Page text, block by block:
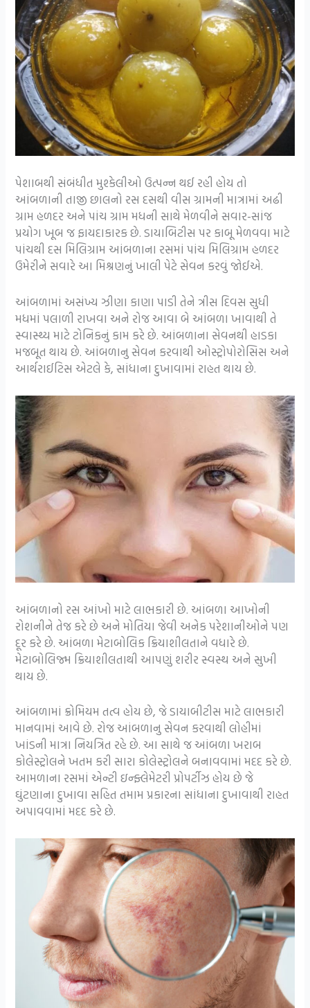
પેશાબથી સંબંધીત મુશ્કેલીઓ ઉત્પન્ન થઈ રહી હોય તો
આંબળાની તાજી છાલનો રસ દસથી વીસ ગ્રામની માત્રામાં અઢી
ગ્રામ હળદર અને પાંચ ગ્રામ મધની સાથે મેળવીને સવાર-સાંજ
પ્રયોગ ખૂબ જ ફાયદાકારક છે. ડાયાબિટીસ પર કાબૂ મેળવવા માટે
પાંચથી દસ મિલિગ્રામ આંબળાના રસમાં પાંચ મિલિગ્રામ હળદર
ઉમેરીને સવારે આ મિશ્રણનું ખાલી પેટે સેવન કરવું જોઈએ.
આંબળામાં અસંખ્ય ઝીણા કાણા પાડી તેને ત્રીસ દિવસ સુધી
મધમાં પલાળી રાખવા અને રોજ આવા બે આંબળા ખાવાથી તે
સ્વાસ્થ્ય માટે ટોનિકનું કામ કરે છે. આંબળાના સેવનથી હાડકા
મજબૂત થાય છે. આંબળાનુ સેવન કરવાથી ઓસ્ટ્રોપોરોસિસ અને
આર્થરાઈટિસ એટલે કે, સાંધાના દુખાવામાં રાહત થાય છે.
આંબળાનો રસ આંખો માટે લાભકારી છે. આંબળા આખોની
રોશનીને તેજ કરે છે અને મોતિયા જેવી અનેક પરેશાનીઓને પણ
દૂર કરે છે. આંબળા મેટાબોલિક ક્રિયાશીલતાને વધારે છે.
મેટાબોલિજ્મ ક્રિયાશીલતાથી આપણું શરીર સ્વસ્થ અને સુખી
થાય છે.
આંબળામાં ક્રોમિયમ તત્વ હોય છે, જે ડાયાબીટીસ માટે લાભકારી
માનવામાં આવે છે. રોજ આંબળાનુ સેવન કરવાથી લોહીમાં
ખાંડની માત્રા નિયત્રિત રહે છે. આ સાથે જ આંબળા ખરાબ
કોલેસ્ટ્રોલને ખતમ કરી સારા કોલેસ્ટ્રોલને બનાવવામાં મદદ કરે છે.
આમળાના રસમાં એન્ટી ઇન્ફ્લેમેટરી પ્રોપર્ટીઝ હોય છે જે
ઘુંટણાના દુખાવા સહિત તમામ પ્રકારના સાંધાના દુખાવાથી રાહત
અપાવવામાં મદદ કરે છે.